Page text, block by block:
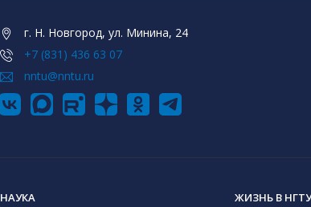
г. Н. Новгород, ул. Минина, 24
+7 (831) 436 63 07
nntu@nntu.ru
НАУКА ЖИЗНЬ В НГТУ